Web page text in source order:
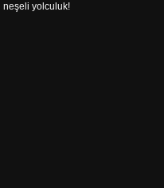
neşeli yolculuk!